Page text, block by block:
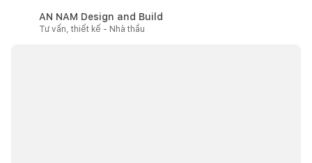
AN NAM Design and Build
Tư vấn, thiết kế - Nhà thầu